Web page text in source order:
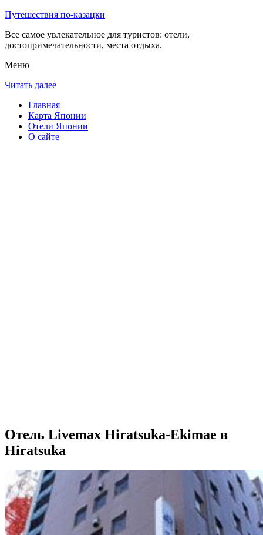
Путешествия по-казацки
Все самое увлекательное для туристов: отели,
достопримечательности, места отдыха.
Меню
Читать далее
Главная
Карта Японии
Отели Японии
О сайте
Отель Livemax Hiratsuka-Ekimae в
Hiratsuka